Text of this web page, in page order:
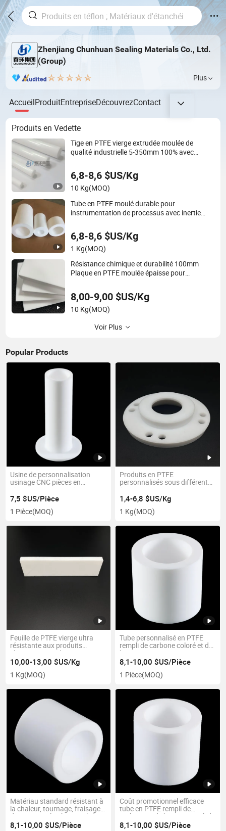
Zhenjiang Chunhuan Sealing Materials Co., Ltd.
(Group)
Plus
AccueilProduitEntrepriseDécouvrezContact
Produits en Vedette
Tige en PTFE vierge extrudée moulée de
qualité industrielle 5-350mm 100% avec
6,8-8,6 $US/Kg
10 Kg(MOQ)
Tube en PTFE moulé durable pour
instrumentation de processus avec inertie
6,8-8,6 $US/Kg
1 Kg(MOQ)
Résistance chimique et durabilité 100mm
Plaque en PTFE moulée épaisse pour
8,00-9,00 $US/Kg
10 Kg(MOQ)
Voir Plus
Popular Products
Usine de personnalisation
usinage CNC pièces en
plastique PTFE usinées
7,5 $US/Pièce
1 Pièce(MOQ)
Produits en PTFE
personnalisés sous différentes
formes
1,4-6,8 $US/Kg
1 Kg(MOQ)
Feuille de PTFE vierge ultra
résistante aux produits
chimiques pour le traitement
alimentaire médical avec FDA
10,00-13,00 $US/Kg
1 Kg(MOQ)
Tube personnalisé en PTFE
rempli de carbone coloré et de
bronze
8,1-10,00 $US/Pièce
1 Pièce(MOQ)
Matériau standard résistant à
la chaleur, tournage, fraisage,
dimensionnel, tube rempli de
PTFE blanc
8,1-10,00 $US/Pièce
Coût promotionnel efficace
tube en PTFE rempli de
carbone et de bronze rempli de
carbone
8,1-10,00 $US/Pièce